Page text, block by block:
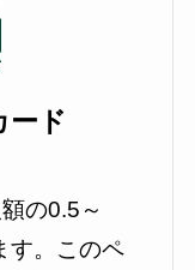
ード
の0.5～
す。このペ